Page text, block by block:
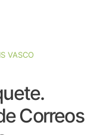
VASCO
Correos